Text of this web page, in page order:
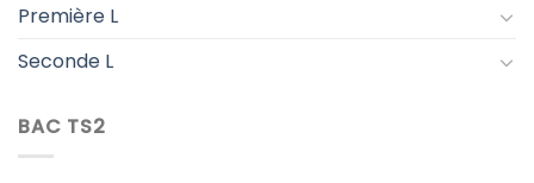
Première L
Seconde L
BAC TS2